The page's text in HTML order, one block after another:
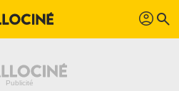
profil search